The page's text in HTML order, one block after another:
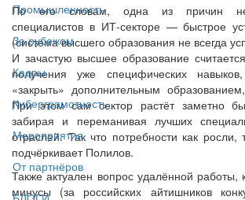
Промышленность
За рубежом
Кадры
Киберграмотность
Мероприятия
От партнёров
По его словам, одна из причин
специалистов в ИТ-секторе — быстрое
(система высшего образования не всегда
И зачастую высшее образование
получения уже специфических
«закрыть» дополнительным
При этом сам сектор растёт заметно
забирая и переманивая лучших
отраслей. Так что потребности как росли,
подчёркивает Полилов.
Также актуален вопрос удалённой работы,
минусы (за российских айтишников